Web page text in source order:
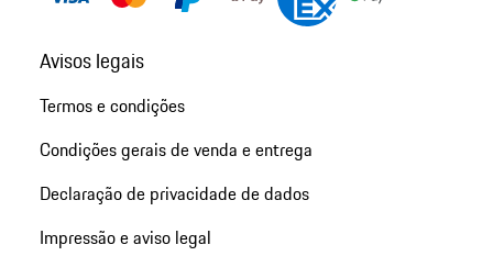
Avisos legais
Termos e condições
Condições gerais de venda e entrega
Declaração de privacidade de dados
Impressão e aviso legal